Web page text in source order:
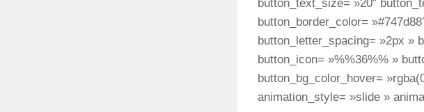
button_text_size= »20″
button_border_color=
button_letter_spacing= »2px »
button_icon= »%%36%% »
button_bg_color_hover=
animation_style= »slide »